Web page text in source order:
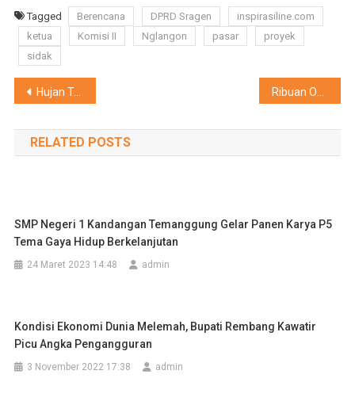
Tagged Berencana DPRD Sragen
inspirasiline.com
ketua
Komisi II Nglangon pasar
proyek
sidak
Navigasi
pos
Hujan Tak Menjadi Penghalang, SMA Negeri 4 Kota Tegal Gelar Upacara Peringati Hari Guru Nasional.
RELATED POSTS
SMP Negeri 1 Kandangan Temanggung Gelar Panen Karya P5
Tema Gaya Hidup Berkelanjutan
24 Maret 2023 14:48 admin
Kondisi Ekonomi Dunia Melemah, Bupati Rembang Kawatir
Picu Angka Pengangguran
3 November 2022 17:38 admin